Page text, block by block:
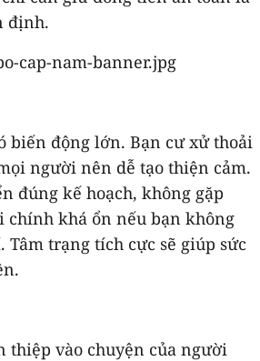
định.
biến động lớn. Bạn cư xử thoải
người nên dễ tạo thiện cảm.
đúng kế hoạch, không gặp
chính khá ổn nếu bạn không
Tâm trạng tích cực sẽ giúp sức
thiệp vào chuyện của người